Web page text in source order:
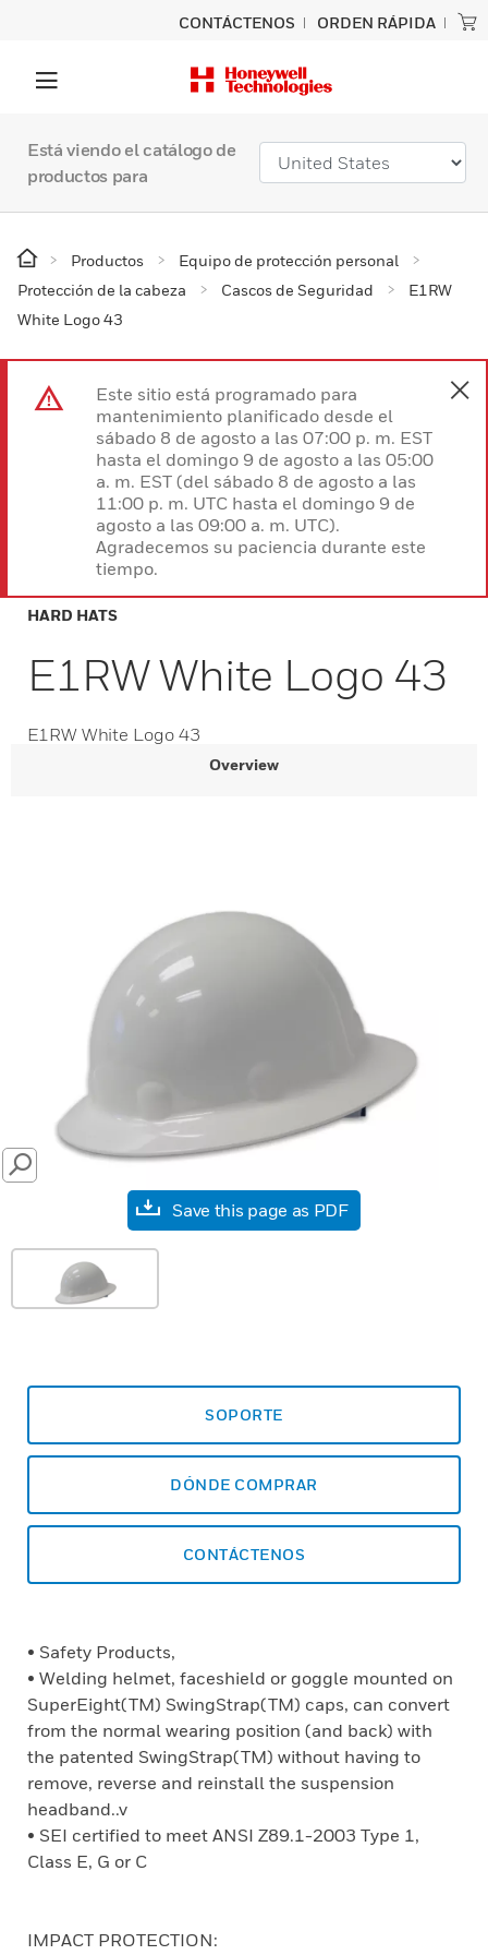
CONTÁCTENOS ORDEN RÁPIDA
Está viendo el catálogo de
productos para
Productos
Equipo de protección personal
Protección de la cabeza
Cascos de Seguridad
E1RW
White Logo 43
Este sitio está programado para
mantenimiento planificado desde el
sábado 8 de agosto a las 07:00 p. m. EST
hasta el domingo 9 de agosto a las 05:00
a. m. EST (del sábado 8 de agosto a las
11:00 p. m. UTC hasta el domingo 9 de
agosto a las 09:00 a. m. UTC).
Agradecemos su paciencia durante este
tiempo.
HARD HATS
E1RW White Logo 43
E1RW White Logo 43
Overview
SEARCH
Save this page as PDF
SOPORTE
DÓNDE COMPRAR
CONTÁCTENOS
• Safety Products,
• Welding helmet, faceshield or goggle mounted on
SuperEight(TM) SwingStrap(TM) caps, can convert
from the normal wearing position (and back) with
the patented SwingStrap(TM) without having to
remove, reverse and reinstall the suspension
headband..v
• SEI certified to meet ANSI Z89.1-2003 Type 1,
Class E, G or C
IMPACT PROTECTION: